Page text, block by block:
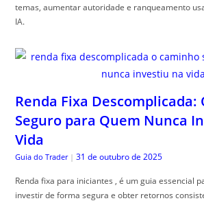
temas, aumentar autoridade e ranqueamento
IA.
Renda Fixa Descomplicada:
Seguro para Quem Nunca
Vida
Guia do Trader | 31 de outubro de 2025
Renda fixa para iniciantes , é um guia essencial
investir de forma segura e obter retornos